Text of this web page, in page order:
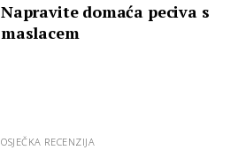
Napravite domaća peciva s
maslacem
OSJEČKA RECENZIJA